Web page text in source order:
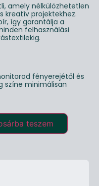
amely nélkülözhetetlen
kreatív projektekhez.
így garantálja a
felhasználási
fényerejétől és
színe minimálisan
teszem